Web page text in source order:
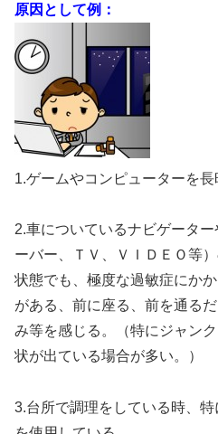
原因として例：
1.ゲームやコンピューターを長
2.車についているナビゲータ
ーバー、ＴＶ、ＶＩＤＥＯ等
状態でも、極度な過敏症にか
がある、前に座る、前を通る
み等を感じる。（特にジャン
状が出ている場合が多い。）
3.台所で調理をしている時、